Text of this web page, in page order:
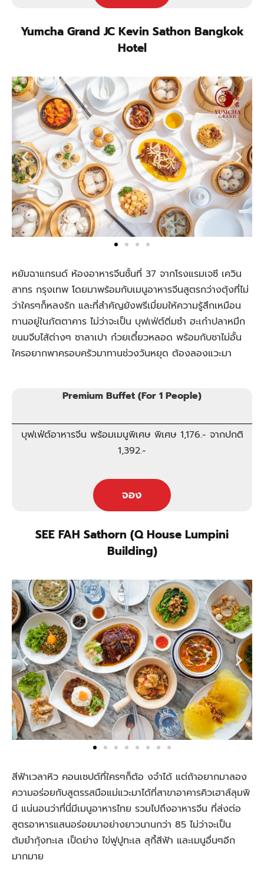
Yumcha Grand JC Kevin Sathon Bangkok
Hotel
หยัมฉาแกรนด์ ห้องอาหารจีนชั้นที่ 37 จากโรงแรมเจซี เควิน
สาทร กรุงเทพ โดยมาพร้อมกับเมนูอาหารจีนสูตรกว่างตุ้งที่ไม่
ว่าใครๆก็หลงรัก และที่สำคัญยังพรีเมี่ยมให้ความรู้สึกเหมือน
ทานอยู่ในภัตตาคาร ไม่ว่าจะเป็น บุฟเฟ่ต์ติ่มซำ ฮะเก๋าปลาหมึก
ขนมจีบไส้ต่างๆ ซาลาเปา ก๋วยเตี๋ยวหลอด พร้อมกับชาไม่อั้น
ใครอยากพาครอบครัวมาทานช่วงวันหยุด ต้องลองแวะมา
Premium Buffet (For 1 People)
บุฟเฟ่ต์อาหารจีน พร้อมเมนูพิเศษ พิเศษ 1,176.- จากปกติ
1,392.-
จอง
SEE FAH Sathorn (Q House Lumpini
Building)
สีฟ้าเวลาหิว คอนเซปต์ที่ใครๆก็ต้อ งจำได้ แต่ถ้าอยากมาลอง
ความอร่อยกับสูตรรสมือแม่แวะมาได้ที่สาขาอาคารคิวเฮาส์ลุมพิ
นี แน่นอนว่าที่นี่มีเมนูอาหารไทย รวมไปถึงอาหารจีน ที่ส่งต่อ
สูตรอาหารแสนอร่อยมาอย่างยาวนานกว่า 85 ไม่ว่าจะเป็น
ต้มยำกุ้งทะเล เป็ดย่าง ไข่ฟูปูทะเล สุกี้สีฟ้า และเมนูอื่นๆอีก
มากมาย